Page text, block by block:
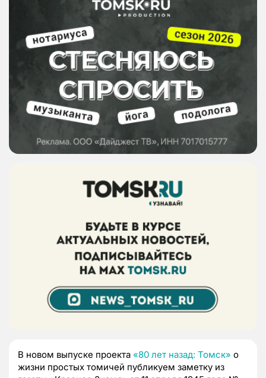
В новом выпуске проекта «80 лет назад: Томск» о
жизни простых томичей публикуем заметку из